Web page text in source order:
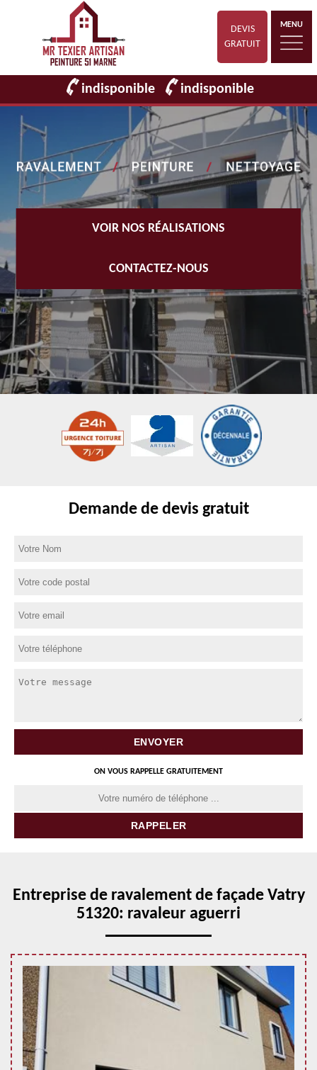
DEVIS
GRATUIT
MENU
indisponible indisponible
VOIR NOS RÉALISATIONS
CONTACTEZ-NOUS
Demande de devis gratuit
ON VOUS RAPPELLE GRATUITEMENT
Entreprise de ravalement de façade Vatry
51320: ravaleur aguerri